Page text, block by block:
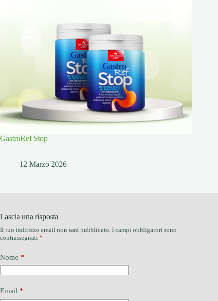
GastroRef Stop
12 Marzo 2026
Lascia una risposta
Il tuo indirizzo email non sarà pubblicato. I campi obbligatori sono
contrassegnati *
Nome *
Email *